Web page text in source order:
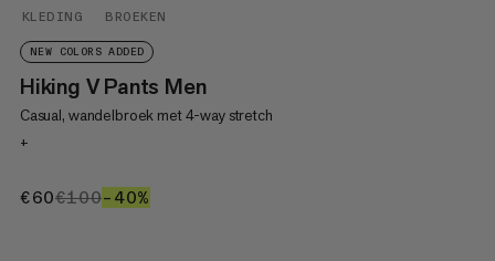
KLEDING BROEKEN
NEW COLORS ADDED
Hiking V Pants Men
Casual, wandelbroek met 4-way stretch
+
€60€60
€100€100
–40%